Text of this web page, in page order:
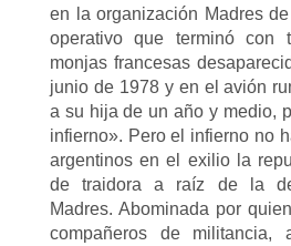
en la organización Madres
operativo que terminó con
monjas francesas
junio de 1978 y en el avión
a su hija de un año y medio,
infierno». Pero el infierno no
argentinos en el exilio la
de traidora a raíz de la
Madres. Abominada por
compañeros de militancia,